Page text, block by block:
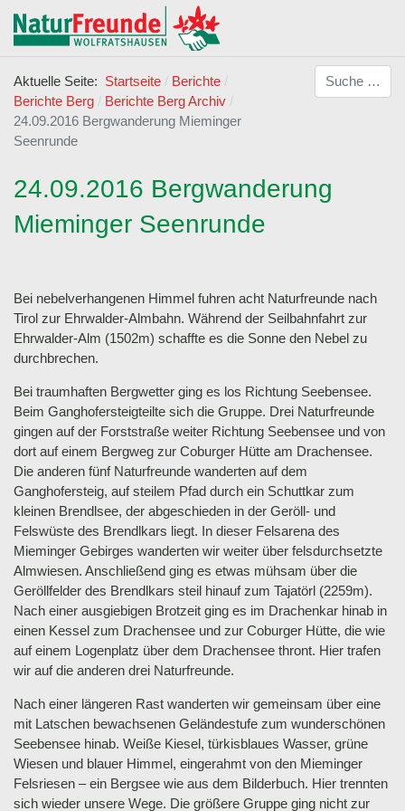
Aktuelle Seite: Startseite
Berichte
Berichte Berg
Berichte Berg Archiv
24.09.2016 Bergwanderung Mieminger
Seenrunde
Suchen
24.09.2016 Bergwanderung
Mieminger Seenrunde
Bei nebelverhangenen Himmel fuhren acht Naturfreunde nach
Tirol zur Ehrwalder-Almbahn. Während der Seilbahnfahrt zur
Ehrwalder-Alm (1502m) schaffte es die Sonne den Nebel zu
durchbrechen.
Bei traumhaften Bergwetter ging es los Richtung Seebensee.
Beim Ganghofersteigteilte sich die Gruppe. Drei Naturfreunde
gingen auf der Forststraße weiter Richtung Seebensee und von
dort auf einem Bergweg zur Coburger Hütte am Drachensee.
Die anderen fünf Naturfreunde wanderten auf dem
Ganghofersteig, auf steilem Pfad durch ein Schuttkar zum
kleinen Brendlsee, der abgeschieden in der Geröll- und
Felswüste des Brendlkars liegt. In dieser Felsarena des
Mieminger Gebirges wanderten wir weiter über felsdurchsetzte
Almwiesen. Anschließend ging es etwas mühsam über die
Geröllfelder des Brendlkars steil hinauf zum Tajatörl (2259m).
Nach einer ausgiebigen Brotzeit ging es im Drachenkar hinab in
einen Kessel zum Drachensee und zur Coburger Hütte, die wie
auf einem Logenplatz über dem Drachensee thront. Hier trafen
wir auf die anderen drei Naturfreunde.
Nach einer längeren Rast wanderten wir gemeinsam über eine
mit Latschen bewachsenen Geländestufe zum wunderschönen
Seebensee hinab. Weiße Kiesel, türkisblaues Wasser, grüne
Wiesen und blauer Himmel, eingerahmt von den Mieminger
Felsriesen – ein Bergsee wie aus dem Bilderbuch. Hier trennten
sich wieder unsere Wege. Die größere Gruppe ging nicht zur